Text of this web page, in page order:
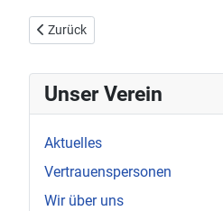
Unser Verein
Aktuelles
Vertrauenspersonen
Wir über uns
Vorheriger Beitrag: Treffen
Zurück